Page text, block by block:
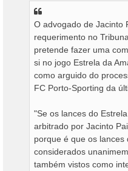
O advogado de Jacinto
requerimento no
pretende fazer uma
si no jogo Estrela da
como arguido do
FC Porto-Sporting da
"Se os lances do
arbitrado por Jacinto
porque é que os
considerados
também vistos como